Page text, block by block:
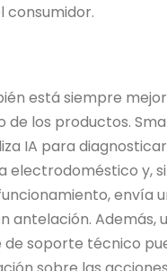
consumidor.
está siempre
de los productos.
IA para
electrodoméstico y,
envía
antelación. Además,
soporte técnico